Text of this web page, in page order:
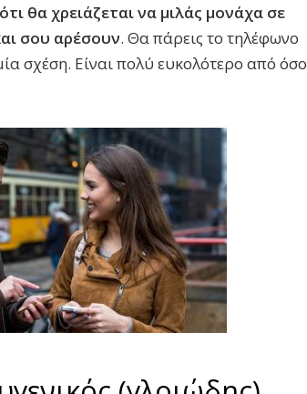
θα χρειάζεται να μιλάς μονάχα σε
σου αρέσουν. Θα πάρεις το τηλέφωνο
σχέση. Είναι πολύ ευκολότερο από όσο